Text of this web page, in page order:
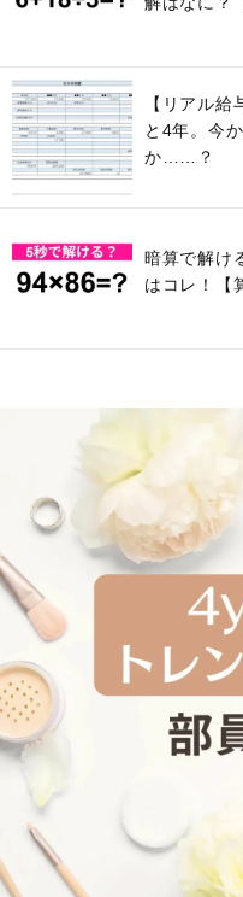
【リアル
と4年。今
か……？
暗算で解け
はコレ！【